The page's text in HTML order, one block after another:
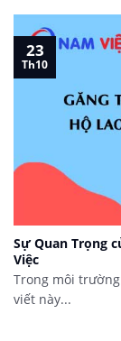
Sự Quan Trọng
Việc
Trong môi
viết này...
23
Th10